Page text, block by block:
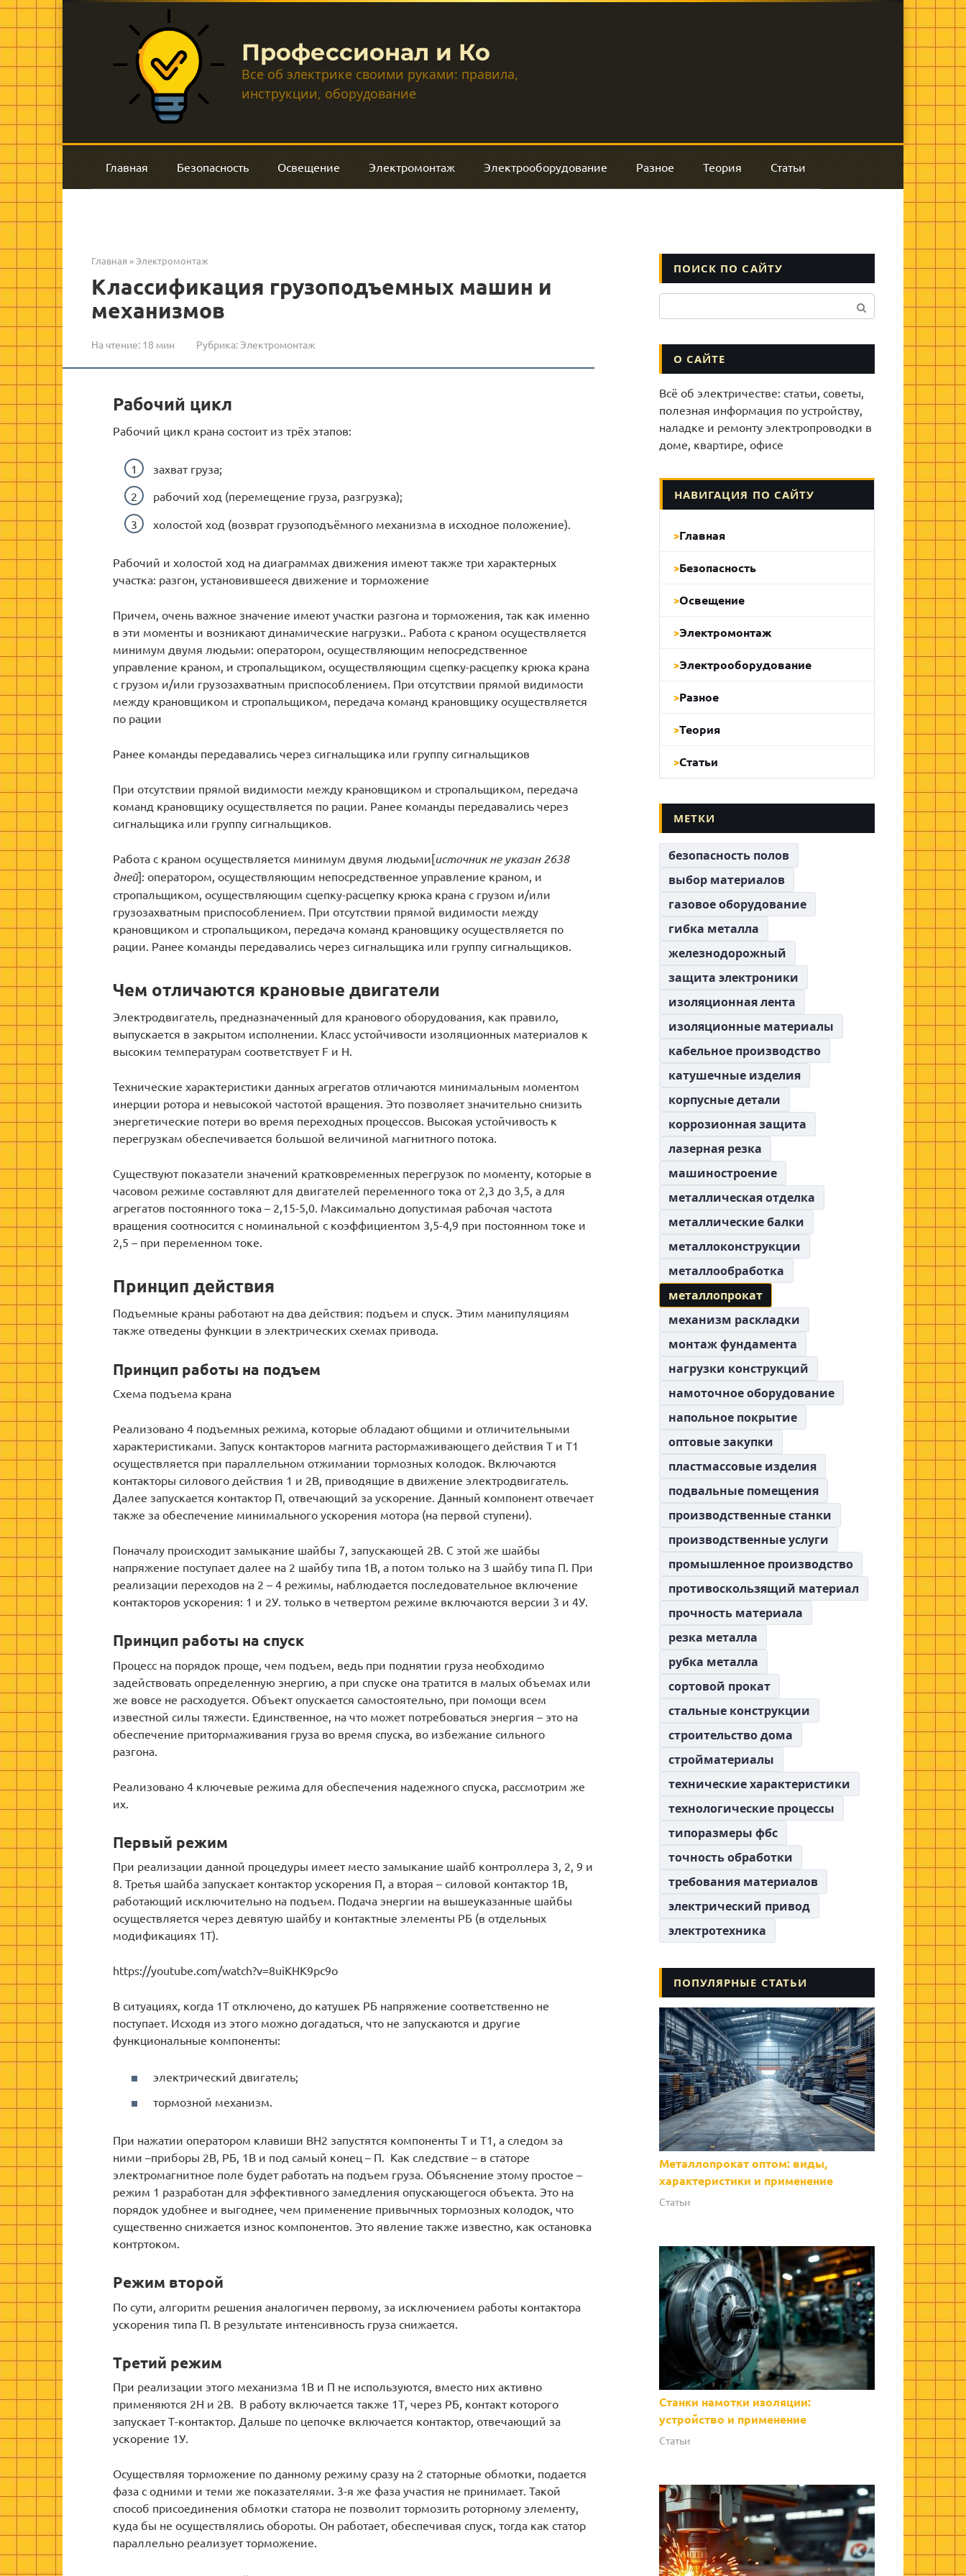
Перейти
к
контенту
Профессионал и Ко
Все об электрике своими руками: правила,
инструкции, оборудование
Главная Безопасность Освещение Электромонтаж Электрооборудование Разное Теория Статьи
Главная »Электромонтаж
Классификация грузоподъемных машин и
механизмов
На чтение: 18 мин Рубрика:Электромонтаж
Рабочий цикл
Рабочий цикл крана состоит из трёх этапов:
захват груза;
рабочий ход (перемещение груза, разгрузка);
холостой ход (возврат грузоподъёмного механизма в исходное положение).
Рабочий и холостой ход на диаграммах движения имеют также три характерных
участка: разгон, установившееся движение и торможение
Причем, очень важное значение имеют участки разгона и торможения, так как именно
в эти моменты и возникают динамические нагрузки.. Работа с краном осуществляется
минимум двумя людьми: оператором, осуществляющим непосредственное
управление краном, и стропальщиком, осуществляющим сцепку-расцепку крюка крана
с грузом и/или грузозахватным приспособлением. При отсутствии прямой видимости
между крановщиком и стропальщиком, передача команд крановщику осуществляется
по рации
Ранее команды передавались через сигнальщика или группу сигнальщиков
При отсутствии прямой видимости между крановщиком и стропальщиком, передача
команд крановщику осуществляется по рации. Ранее команды передавались через
сигнальщика или группу сигнальщиков.
Работа с краном осуществляется минимум двумя людьми[источник не указан 2638
дней]: оператором, осуществляющим непосредственное управление краном, и
стропальщиком, осуществляющим сцепку-расцепку крюка крана с грузом и/или
грузозахватным приспособлением. При отсутствии прямой видимости между
крановщиком и стропальщиком, передача команд крановщику осуществляется по
рации. Ранее команды передавались через сигнальщика или группу сигнальщиков.
Чем отличаются крановые двигатели
Электродвигатель, предназначенный для кранового оборудования, как правило,
выпускается в закрытом исполнении. Класс устойчивости изоляционных материалов к
высоким температурам соответствует F и Н.
Технические характеристики данных агрегатов отличаются минимальным моментом
инерции ротора и невысокой частотой вращения. Это позволяет значительно снизить
энергетические потери во время переходных процессов. Высокая устойчивость к
перегрузкам обеспечивается большой величиной магнитного потока.
Существуют показатели значений кратковременных перегрузок по моменту, которые в
часовом режиме составляют для двигателей переменного тока от 2,3 до 3,5, а для
агрегатов постоянного тока – 2,15-5,0. Максимально допустимая рабочая частота
вращения соотносится с номинальной с коэффициентом 3,5-4,9 при постоянном токе и
2,5 – при переменном токе.
Принцип действия
Подъемные краны работают на два действия: подъем и спуск. Этим манипуляциям
также отведены функции в электрических схемах привода.
Принцип работы на подъем
Схема подъема крана
Реализовано 4 подъемных режима, которые обладают общими и отличительными
характеристиками. Запуск контакторов магнита растормаживающего действия Т и Т1
осуществляется при параллельном отжимании тормозных колодок. Включаются
контакторы силового действия 1 и 2В, приводящие в движение электродвигатель.
Далее запускается контактор П, отвечающий за ускорение. Данный компонент отвечает
также за обеспечение минимального ускорения мотора (на первой ступени).
Поначалу происходит замыкание шайбы 7, запускающей 2В. С этой же шайбы
напряжение поступает далее на 2 шайбу типа 1В, а потом только на 3 шайбу типа П. При
реализации переходов на 2 – 4 режимы, наблюдается последовательное включение
контакторов ускорения: 1 и 2У. только в четвертом режиме включаются версии 3 и 4У.
Принцип работы на спуск
Процесс на порядок проще, чем подъем, ведь при поднятии груза необходимо
задействовать определенную энергию, а при спуске она тратится в малых объемах или
же вовсе не расходуется. Объект опускается самостоятельно, при помощи всем
известной силы тяжести. Единственное, на что может потребоваться энергия – это на
обеспечение притормаживания груза во время спуска, во избежание сильного
разгона.
Реализовано 4 ключевые режима для обеспечения надежного спуска, рассмотрим же
их.
Первый режим
При реализации данной процедуры имеет место замыкание шайб контроллера 3, 2, 9 и
8. Третья шайба запускает контактор ускорения П, а вторая – силовой контактор 1В,
работающий исключительно на подъем. Подача энергии на вышеуказанные шайбы
осуществляется через девятую шайбу и контактные элементы РБ (в отдельных
модификациях 1Т).
https://youtube.com/watch?v=8uiKHK9pc9o
В ситуациях, когда 1Т отключено, до катушек РБ напряжение соответственно не
поступает. Исходя из этого можно догадаться, что не запускаются и другие
функциональные компоненты:
электрический двигатель;
тормозной механизм.
При нажатии оператором клавиши ВН2 запустятся компоненты Т и Т1, а следом за
ними –приборы 2В, РБ, 1В и под самый конец – П. Как следствие – в статоре
электромагнитное поле будет работать на подъем груза. Объяснение этому простое –
режим 1 разработан для эффективного замедления опускающегося объекта. Это на
порядок удобнее и выгоднее, чем применение привычных тормозных колодок, что
существенно снижается износ компонентов. Это явление также известно, как остановка
контртоком.
Режим второй
По сути, алгоритм решения аналогичен первому, за исключением работы контактора
ускорения типа П. В результате интенсивность груза снижается.
Третий режим
При реализации этого механизма 1В и П не используются, вместо них активно
применяются 2Н и 2В. В работу включается также 1Т, через РБ, контакт которого
запускает Т-контактор. Дальше по цепочке включается контактор, отвечающий за
ускорение 1У.
Осуществляя торможение по данному режиму сразу на 2 статорные обмотки, подается
фаза с одними и теми же показателями. 3-я же фаза участия не принимает. Такой
способ присоединения обмотки статора не позволит тормозить роторному элементу,
куда бы не осуществлялись обороты. Он работает, обеспечивая спуск, тогда как статор
параллельно реализует торможение.
ПОИСК ПО САЙТУ
О САЙТЕ
Всё об электричестве: статьи, советы,
полезная информация по устройству,
наладке и ремонту электропроводки в
доме, квартире, офисе
НАВИГАЦИЯ ПО САЙТУ
Главная
Безопасность
Освещение
Электромонтаж
Электрооборудование
Разное
Теория
Статьи
МЕТКИ
безопасность полов
выбор материалов
газовое оборудование
гибка металла
железнодорожный
защита электроники
изоляционная лента
изоляционные материалы
кабельное производство
катушечные изделия
корпусные детали
коррозионная защита
лазерная резка
машиностроение
металлическая отделка
металлические балки
металлоконструкции
металлообработка
металлопрокат
механизм раскладки
монтаж фундамента
нагрузки конструкций
намоточное оборудование
напольное покрытие
оптовые закупки
пластмассовые изделия
подвальные помещения
производственные станки
производственные услуги
промышленное производство
противоскользящий материал
прочность материала
резка металла
рубка металла
сортовой прокат
стальные конструкции
строительство дома
стройматериалы
технические характеристики
технологические процессы
типоразмеры фбс
точность обработки
требования материалов
электрический привод
электротехника
ПОПУЛЯРНЫЕ СТАТЬИ
Металлопрокат оптом: виды,
характеристики и применение
Статьи
Станки намотки изоляции:
устройство и применение
Статьи